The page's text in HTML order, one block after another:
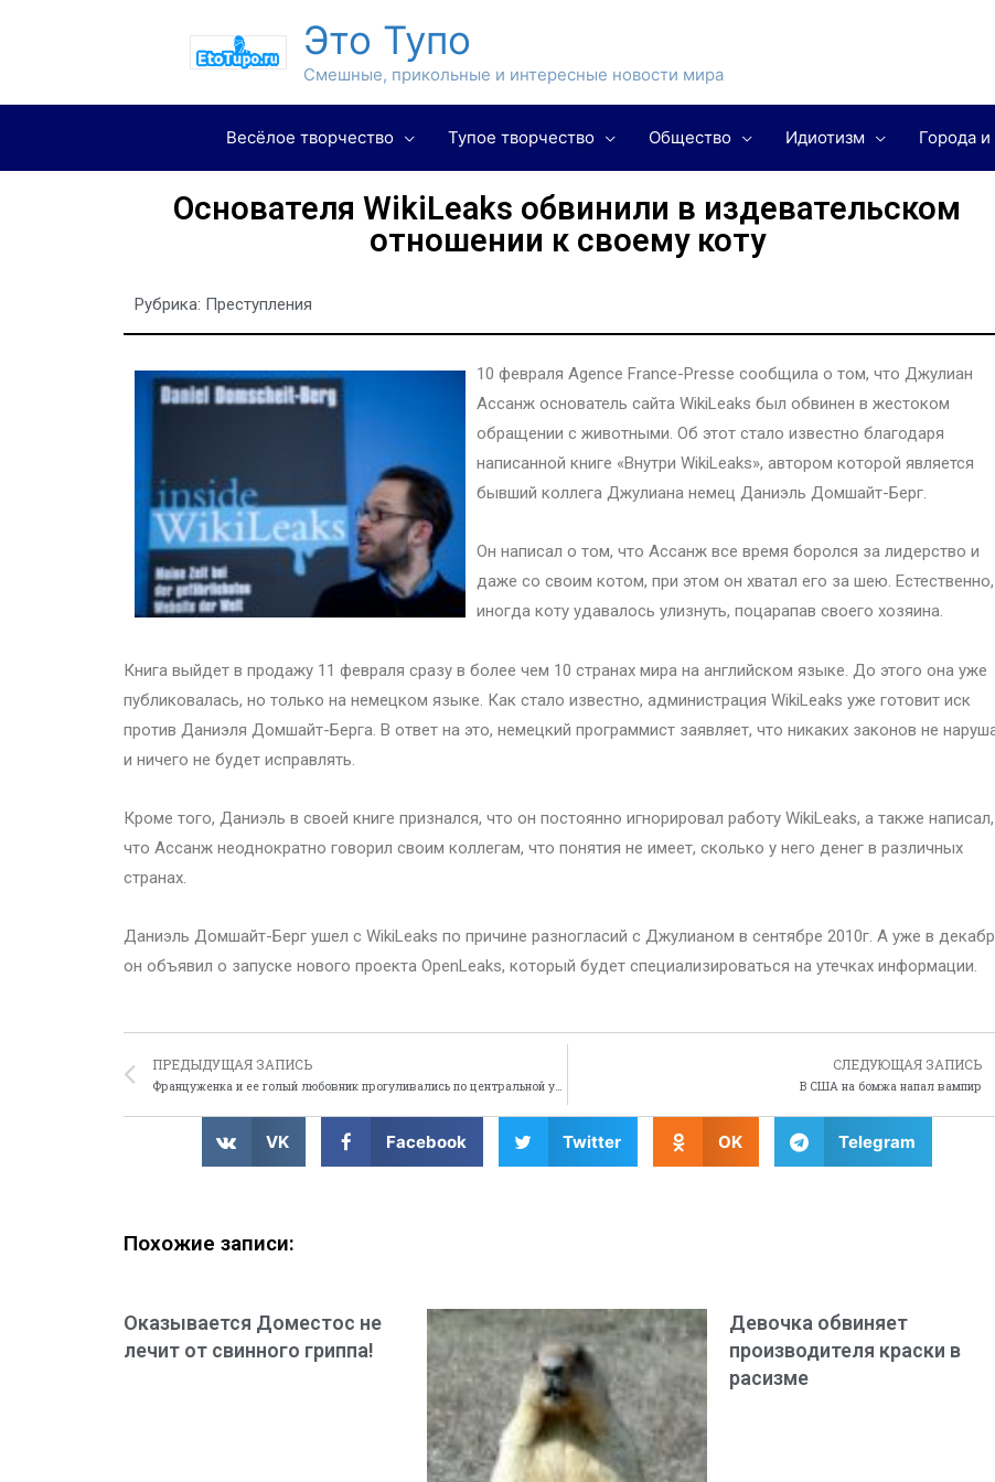
Это Тупо
Смешные, прикольные и интересные новости мира
Весёлое творчество Тупое творчество Общество Идиотизм Города
Основателя WikiLeaks обвинили в издевательском
отношении к своему коту
Рубрика: Преступления
10 февраля Agence France-Presse сообщила о том, что Джулиан
Ассанж основатель сайта WikiLeaks был обвинен в жестоком
обращении с животными. Об этот стало известно благодаря
написанной книге «Внутри WikiLeaks», автором которой является
бывший коллега Джулиана немец Даниэль Домшайт-Берг.
Он написал о том, что Ассанж все время боролся за лидерство и
даже со своим котом, при этом он хватал его за шею. Естественно,
иногда коту удавалось улизнуть, поцарапав своего хозяина.
Книга выйдет в продажу 11 февраля сразу в более чем 10 странах мира на английском языке. До этого она уже
публиковалась, но только на немецком языке. Как стало известно, администрация WikiLeaks уже готовит иск
против Даниэля Домшайт-Берга. В ответ на это, немецкий программист заявляет, что никаких законов не
и ничего не будет исправлять.
Кроме того, Даниэль в своей книге признался, что он постоянно игнорировал работу WikiLeaks, а также написал,
что Ассанж неоднократно говорил своим коллегам, что понятия не имеет, сколько у него денег в различных
странах.
Даниэль Домшайт-Берг ушел с WikiLeaks по причине разногласий с Джулианом в сентябре 2010г. А уже в
он объявил о запуске нового проекта OpenLeaks, который будет специализироваться на утечках информации.
ПРЕДЫДУЩАЯ ЗАПИСЬ
Француженка и ее голый любовник прогуливались по центральной улице
СЛЕДУЮЩАЯ ЗАПИСЬ
В США на бомжа напал вампир
VK Facebook Twitter OK Telegram
Похожие записи:
Оказывается Доместос не
лечит от свинного гриппа!
Девочка обвиняет
производителя краски в
расизме